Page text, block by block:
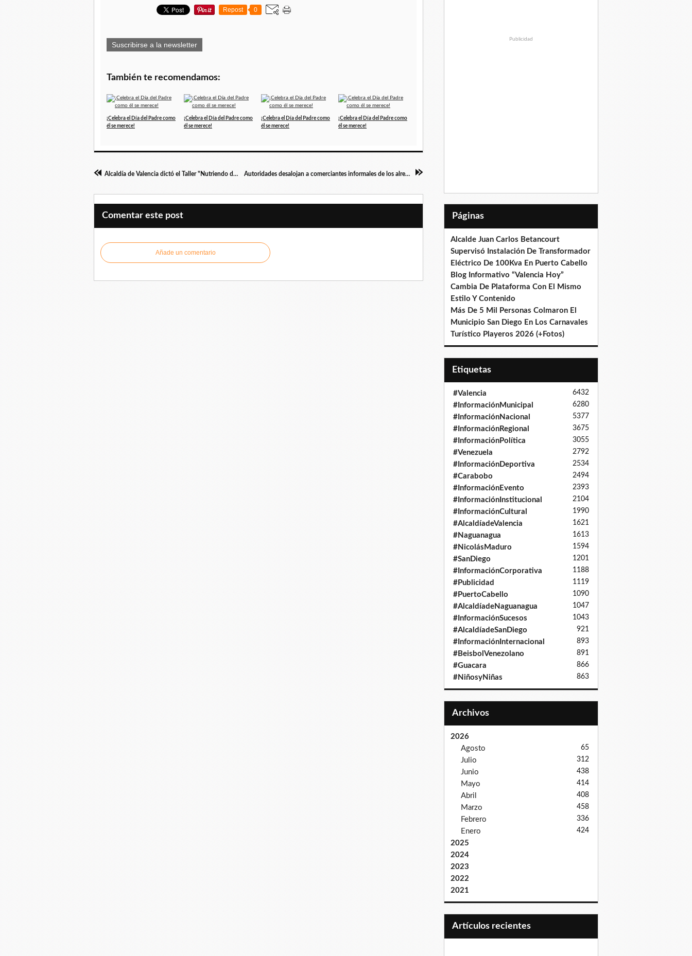
Repost 0
Suscribirse a la newsletter
También te recomendamos:
¡Celebra el Día del Padre como
él se merece!
¡Celebra el Día del Padre como
él se merece!
¡Celebra el Día del Padre como
él se merece!
¡Celebra el Día del Padre como
él se merece!
Alcaldía de Valencia dictó el Taller "Nutriendo desde las Raíces" en el I.E.E. Carabobo de La Trigaleña Autoridades desalojan a comerciantes informales de los alrededores del Mercado Periférico La Candelaria en Valencia (+Fotos)
Comentar este post
Añade un comentario
Publicidad
Páginas
Alcalde Juan Carlos Betancourt
Supervisó Instalación De Transformador
Eléctrico De 100Kva En Puerto Cabello
Blog Informativo “Valencia Hoy”
Cambia De Plataforma Con El Mismo
Estilo Y Contenido
Más De 5 Mil Personas Colmaron El
Municipio San Diego En Los Carnavales
Turístico Playeros 2026 (+Fotos)
Etiquetas
#Valencia 6432
#InformaciónMunicipal 6280
#InformaciónNacional 5377
#InformaciónRegional 3675
#InformaciónPolítica 3055
#Venezuela 2792
#InformaciónDeportiva 2534
#Carabobo 2494
#InformaciónEvento 2393
#InformaciónInstitucional 2104
#InformaciónCultural 1990
#AlcaldíadeValencia 1621
#Naguanagua 1613
#NicolásMaduro 1594
#SanDiego 1201
#InformaciónCorporativa 1188
#Publicidad 1119
#PuertoCabello 1090
#AlcaldíadeNaguanagua 1047
#InformaciónSucesos 1043
#AlcaldíadeSanDiego 921
#InformaciónInternacional 893
#BeisbolVenezolano 891
#Guacara 866
#NiñosyNiñas 863
Archivos
2026
Agosto
65
Julio 312
Junio 438
Mayo 414
Abril 408
Marzo 458
Febrero 336
Enero 424
2025
2024
2023
2022
2021
Artículos recientes